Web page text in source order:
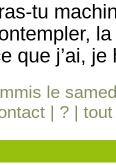
tu
que j’ai,
le
| ? | tout